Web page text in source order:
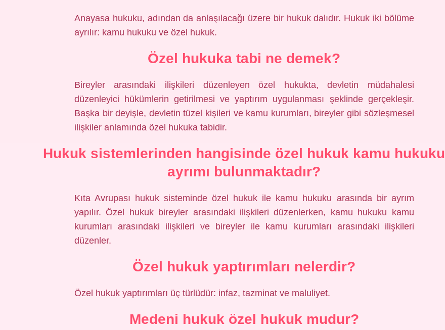
Anayasa hukuku, adından da anlaşılacağı üzere bir hukuk dalıdır. Hukuk iki bölüme
ayrılır: kamu hukuku ve özel hukuk.
Özel hukuka tabi ne demek?
Bireyler arasındaki ilişkileri düzenleyen özel hukukta, devletin müdahalesi
düzenleyici hükümlerin getirilmesi ve yaptırım uygulanması şeklinde gerçekleşir.
Başka bir deyişle, devletin tüzel kişileri ve kamu kurumları, bireyler gibi sözleşmesel
ilişkiler anlamında özel hukuka tabidir.
Hukuk sistemlerinden hangisinde özel hukuk kamu hukuku
ayrımı bulunmaktadır?
Kıta Avrupası hukuk sisteminde özel hukuk ile kamu hukuku arasında bir ayrım
yapılır. Özel hukuk bireyler arasındaki ilişkileri düzenlerken, kamu hukuku kamu
kurumları arasındaki ilişkileri ve bireyler ile kamu kurumları arasındaki ilişkileri
düzenler.
Özel hukuk yaptırımları nelerdir?
Özel hukuk yaptırımları üç türlüdür: infaz, tazminat ve maluliyet.
Medeni hukuk özel hukuk mudur?